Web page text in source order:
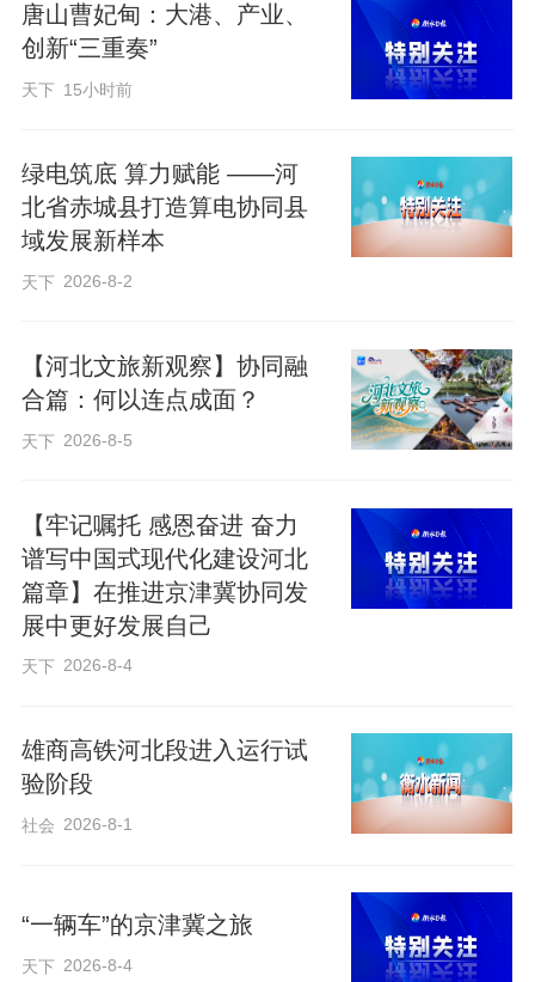
唐山曹妃甸：大港、产业、
创新“三重奏”
天下 15小时前
绿电筑底 算力赋能 ——河
北省赤城县打造算电协同县
域发展新样本
天下 2026-8-2
【河北文旅新观察】协同融
合篇：何以连点成面？
天下 2026-8-5
【牢记嘱托 感恩奋进 奋力
谱写中国式现代化建设河北
篇章】在推进京津冀协同发
展中更好发展自己
天下 2026-8-4
雄商高铁河北段进入运行试
验阶段
社会 2026-8-1
“一辆车”的京津冀之旅
天下 2026-8-4